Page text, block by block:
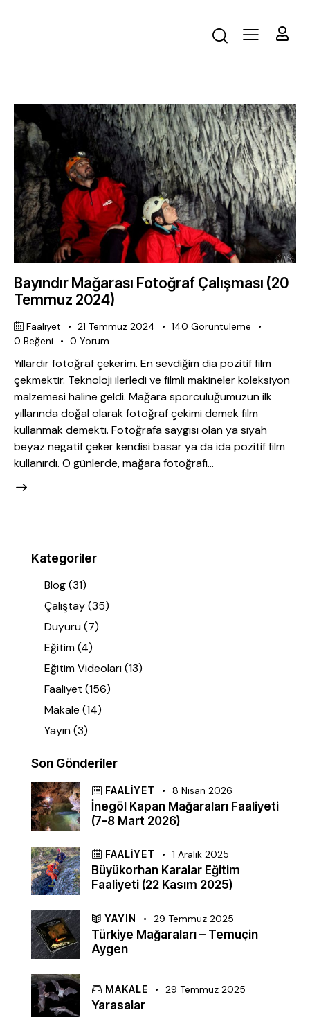
Bayındır Mağarası Fotoğraf Çalışması (20
Temmuz 2024)
Faaliyet 21 Temmuz 2024 140 Görüntüleme
0 Beğeni 0 Yorum
Yıllardır fotoğraf çekerim. En sevdiğim dia pozitif film
çekmektir. Teknoloji ilerledi ve filmli makineler koleksiyon
malzemesi haline geldi. Mağara sporculuğumuzun ilk
yıllarında doğal olarak fotoğraf çekimi demek film
kullanmak demekti. Fotoğrafa saygısı olan ya siyah
beyaz negatif çeker kendisi basar ya da ida pozitif film
kullanırdı. O günlerde, mağara fotoğrafı…
Kategoriler
Blog(31)
Çalıştay(35)
Duyuru(7)
Eğitim(4)
Eğitim Videoları(13)
Faaliyet (156)
Makale (14)
Yayın(3)
Son Gönderiler
FAALIYET 8 Nisan 2026
İnegöl Kapan Mağaraları Faaliyeti
(7-8 Mart 2026)
FAALIYET 1 Aralık 2025
Büyükorhan Karalar Eğitim
Faaliyeti (22 Kasım 2025)
YAYIN 29 Temmuz 2025
Türkiye Mağaraları – Temuçin
Aygen
MAKALE 29 Temmuz 2025
Yarasalar